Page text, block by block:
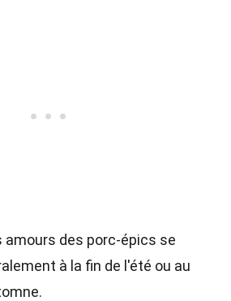
amours des porc-épics se
à la fin de l'été ou au